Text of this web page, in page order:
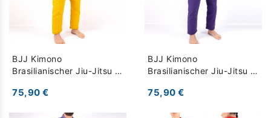
BJJ Kimono
Brasilianischer Jiu-Jitsu -
75,90 €
BJJ Kimono
Brasilianischer Jiu-Jitsu -
75,90 €